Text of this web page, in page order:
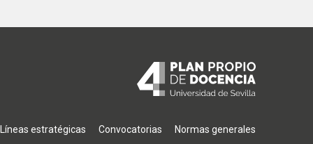
Líneas estratégicas Convocatorias Normas generales